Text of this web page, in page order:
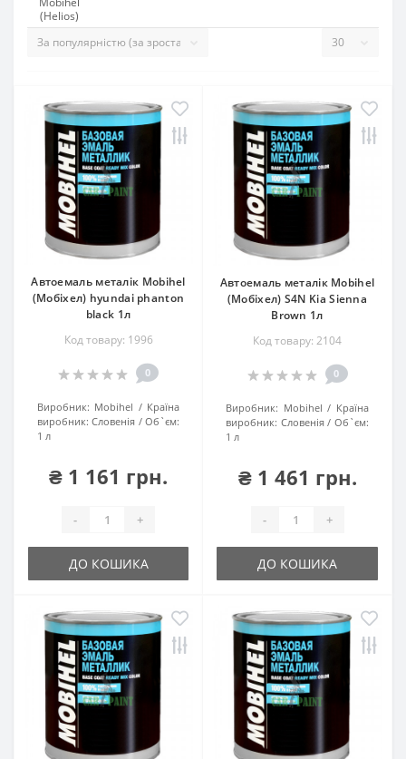
(Helios)
Автоемаль металік Mobihel
(Мобіхел) hyundai phanton
black 1л
Код товару: 1996
0
Виробник: Mobihel
Країна
виробник: Словенія
Об`єм:
1 л
₴ 1 161 грн.
- +
ДО КОШИКА
Автоемаль металік Mobihel
(Мобіхел) S4N Kia Sienna
Brown 1л
Код товару: 2104
0
Виробник: Mobihel
Країна
виробник: Словенія
Об`єм:
1 л
₴ 1 461 грн.
- +
ДО КОШИКА